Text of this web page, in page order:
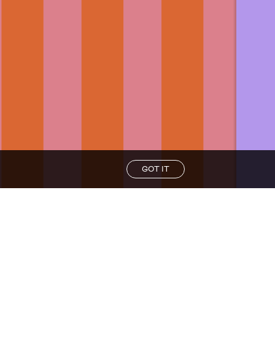
GOT IT